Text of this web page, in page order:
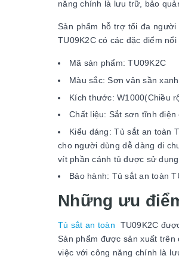
năng chính là lưu trữ, bảo
Sản phẩm hỗ trợ tối đa
TU09K2C có các đặc điểm
Mã sản phẩm: TU09K2C
Màu sắc: Sơn vân sần xanh
Kích thước: W1000(Chiều
Chất liệu: Sắt sơn tĩnh
Kiểu dáng: Tủ sắt an toàn
cho người dùng dễ dàng di
vít phần cánh tủ được sử
Bảo hành: Tủ sắt an toàn
Những ưu
Tủ sắt an toàn TU09K2C
Sản phẩm được sản xuất
việc với công năng chính là